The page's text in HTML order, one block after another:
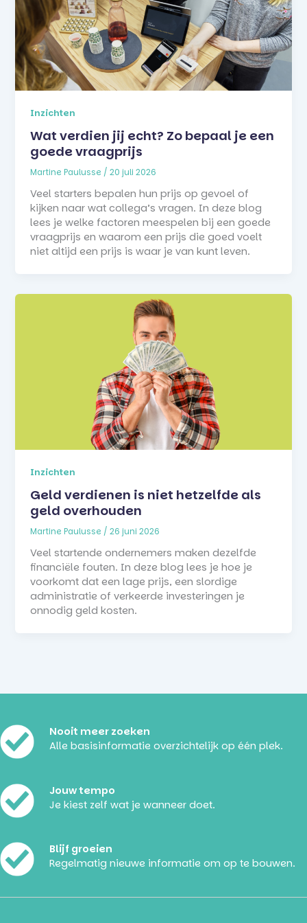
Inzichten
Wat verdien jij echt? Zo bepaal je een
goede vraagprijs
Martine Paulusse /20 juli 2026
Veel starters bepalen hun prijs op gevoel of
kijken naar wat collega’s vragen. In deze blog
lees je welke factoren meespelen bij een goede
vraagprijs en waarom een prijs die goed voelt
niet altijd een prijs is waar je van kunt leven.
Inzichten
Geld verdienen is niet hetzelfde als
geld overhouden
Martine Paulusse /26 juni 2026
Veel startende ondernemers maken dezelfde
financiële fouten. In deze blog lees je hoe je
voorkomt dat een lage prijs, een slordige
administratie of verkeerde investeringen je
onnodig geld kosten.
Nooit meer zoeken
Alle basisinformatie overzichtelijk op één plek.
Jouw tempo
Je kiest zelf wat je wanneer doet.
Blijf groeien
Regelmatig nieuwe informatie om op te bouwen.